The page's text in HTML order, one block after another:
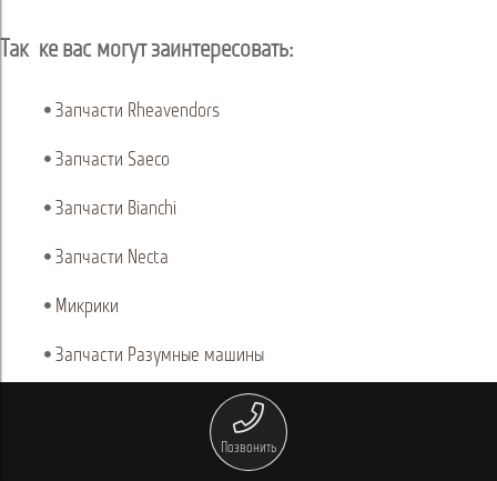
Так же вас могут заинтересовать:
Запчасти Rheavendors
Запчасти Saeco
Запчасти Bianchi
Запчасти Necta
Микрики
Запчасти Разумные машины
Позвонить